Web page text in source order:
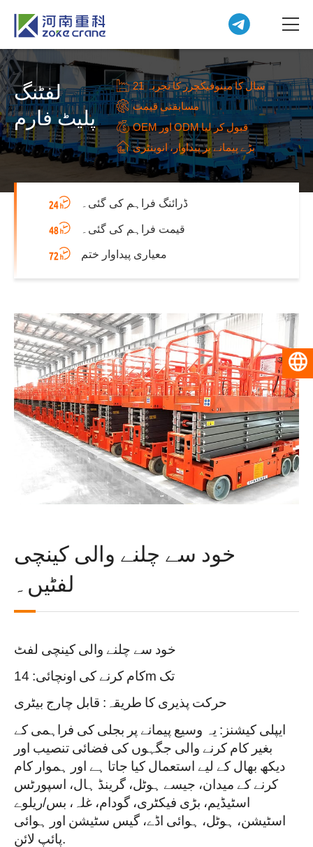
لفٹنگ
پلیٹ فارم
21 سال کا مینوفیکچرر کا تجربہ
مسابقتی قیمت
OEM اور ODM قبول کر لیا
بڑے پیمانے پر پیداوار، انوینٹری
ڈرائنگ فراہم کی گئی۔
قیمت فراہم کی گئی۔
معیاری پیداوار ختم
خود سے چلنے والی کینچی
لفٹیں۔
خود سے چلنے والی کینچی لفٹ
کام کرنے کی اونچائی: 14m تک
حرکت پذیری کا طریقہ: قابل چارج بیٹری
ایپلی کیشنز: یہ وسیع پیمانے پر بجلی کی فراہمی کے
بغیر کام کرنے والی جگہوں کی فضائی تنصیب اور
دیکھ بھال کے لیے استعمال کیا جاتا ہے اور ہموار کام
کرنے کے میدان، جیسے ہوٹل، گرینڈ ہال، اسپورٹس
اسٹیڈیم، بڑی فیکٹری، گودام، غلہ، بس/ریلوے
اسٹیشن، ہوٹل، ہوائی اڈے، گیس سٹیشن اور ہوائی
پائپ لائن.
اردو